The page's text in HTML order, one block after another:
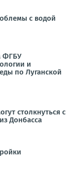
с водой
ФГБУ
и
по Луганской
столкнуться с
Донбасса